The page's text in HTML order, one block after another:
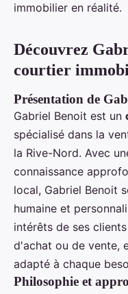
immobilier en réalité.
Découvrez
courtier
Présentation de
Gabriel Benoit est un
spécialisé dans la
la Rive-Nord. Avec
connaissance
local, Gabriel Benoit
humaine et
intérêts de ses
d'achat ou de vente,
adapté à chaque
Philosophie et